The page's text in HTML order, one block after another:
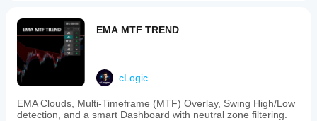
EMA MTF TREND
cLogic
EMA Clouds, Multi-Timeframe (MTF) Overlay, Swing High/Low
detection, and a smart Dashboard with neutral zone filtering.